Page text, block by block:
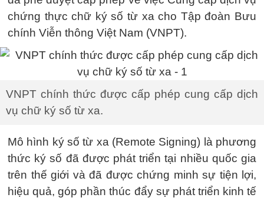
chứng thực chữ ký số từ xa cho Tập đoàn Bưu
chính Viễn thông Việt Nam (VNPT).
VNPT chính thức được cấp phép cung cấp dịch
vụ chữ ký số từ xa.
Mô hình ký số từ xa (Remote Signing) là phương
thức ký số đã được phát triển tại nhiều quốc gia
trên thế giới và đã được chứng minh sự tiện lợi,
hiệu quả, góp phần thúc đẩy sự phát triển kinh tế